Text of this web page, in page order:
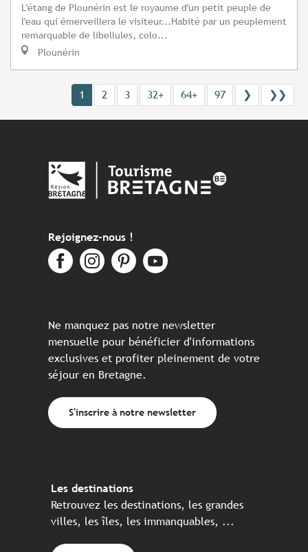
L'étang de Plounérin est le royaume d'un petit peuple de
l'eau qui émerveillera le visiteur...Habité par un peuplement
remarquable de libellules, colo...
Plounérin
1 2 3 32+ 64+ 97 ❯ ❯❯
Rejoignez-nous !
Ne manquez pas notre newsletter
mensuelle pour bénéficier d'informations
exclusives et profiter pleinement de votre
séjour en Bretagne.
S'inscrire à notre newsletter
Les destinations
Retrouvez les destinations, les grandes
villes, les îles, les immanquables, ...